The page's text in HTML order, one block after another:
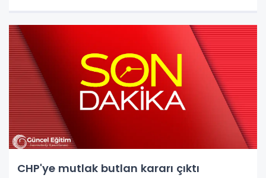
CHP'ye mutlak butlan kararı çıktı